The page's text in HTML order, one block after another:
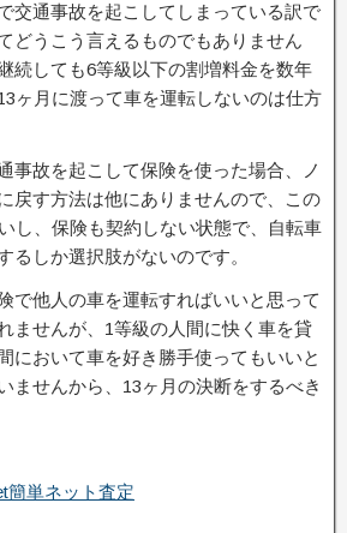
交通事故を起こしてしまっている訳で
どうこう言えるものでもありません
続しても6等級以下の割増料金を数年
ヶ月に渡って車を運転しないのは仕方
事故を起こして保険を使った場合、ノ
戻す方法は他にありませんので、この
し、保険も契約しない状態で、自転車
るしか選択肢がないのです。
で他人の車を運転すればいいと思って
ませんが、1等級の人間に快く車を貸
において車を好き勝手使ってもいいと
ませんから、13ヶ月の決断をするべき
簡単ネット査定